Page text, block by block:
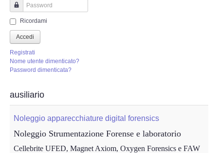
Perizia Chat WhatsApp,Telegram
Perizia DVR
Perizia IoT e IIoT
Perizia Ransomware Malware
Perizia Incidente Stradale
Perizia Data Breach
Password
Ricordami
Accedi
Registrati
Nome utente dimenticato?
Password dimenticata?
ausiliario
Noleggio apparecchiature digital forensics
Noleggio Strumentazione Forense e laboratorio
Cellebrite UFED, Magnet Axiom, Oxygen Forensics e FAW